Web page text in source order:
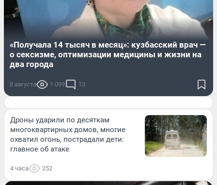
«Получала 14 тысяч в месяц»: кузбасский врач —
о сексизме, оптимизации медицины и жизни на
два города
8 августа 1 099 13
Дроны ударили по десяткам
многоквартирных домов, многие
охватил огонь, пострадали дети:
главное об атаке
4 часа 252